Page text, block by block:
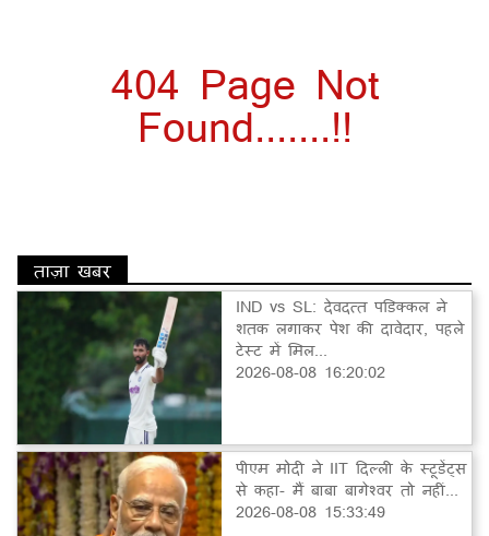
404 Page Not
Found.......!!
ताज़ा खबर
IND vs SL: देवदत्त पडिक्कल ने
शतक लगाकर पेश की दावेदार, पहले
टेस्ट में मिल...
2026-08-08 16:20:02
पीएम मोदी ने IIT दिल्ली के स्टूडेंट्स
से कहा- मैं बाबा बागेश्वर तो नहीं...
2026-08-08 15:33:49